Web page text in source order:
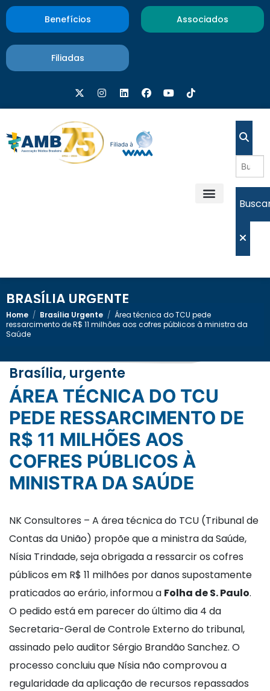
Benefícios Associados
Filiadas
BRASÍLIA URGENTE
Home / Brasília Urgente / Área técnica do TCU pede
ressarcimento de R$ 11 milhões aos cofres públicos à ministra da
Saúde
Brasília, urgente
ÁREA TÉCNICA DO TCU
PEDE RESSARCIMENTO DE
R$ 11 MILHÕES AOS
COFRES PÚBLICOS À
MINISTRA DA SAÚDE
NK Consultores – A área técnica do TCU (Tribunal de
Contas da União) propõe que a ministra da Saúde,
Nísia Trindade, seja obrigada a ressarcir os cofres
públicos em R$ 11 milhões por danos supostamente
praticados ao erário, informou a Folha de S. Paulo.
O pedido está em parecer do último dia 4 da
Secretaria-Geral de Controle Externo do tribunal,
assinado pelo auditor Sérgio Brandão Sanchez. O
processo concluiu que Nísia não comprovou a
regularidade da aplicação de recursos repassados